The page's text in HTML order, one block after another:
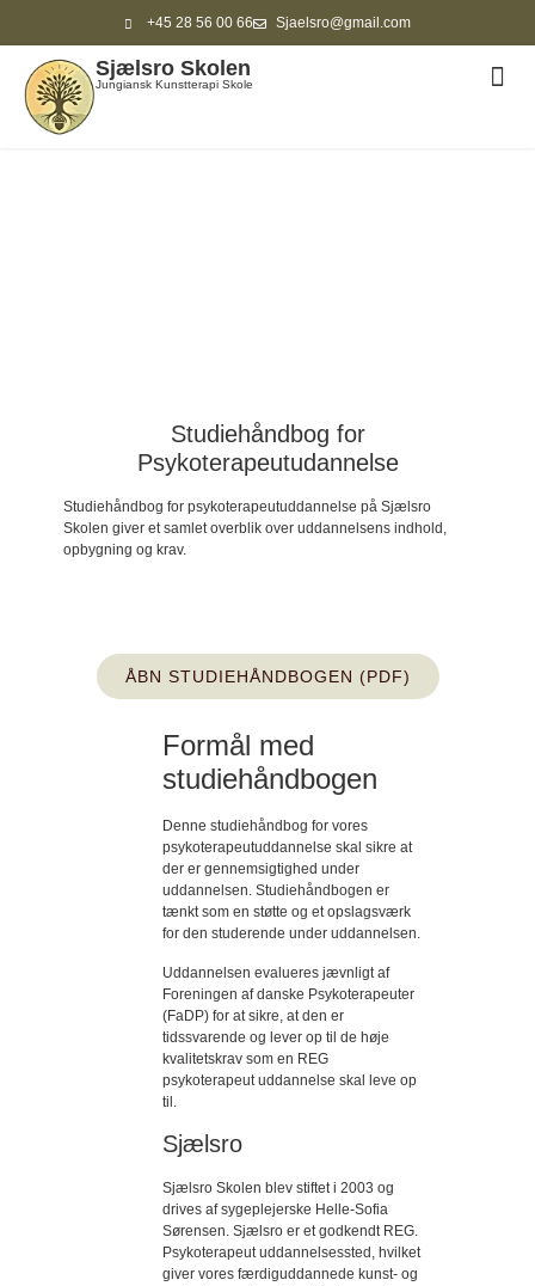
+45 28 56 00 66 Sjaelsro@gmail.com
Sjælsro Skolen
Jungiansk Kunstterapi Skole
Studiehåndbog for
Psykoterapeutudannelse
Studiehåndbog for psykoterapeutuddannelse på Sjælsro
Skolen giver et samlet overblik over uddannelsens indhold,
opbygning og krav.
ÅBN STUDIEHÅNDBOGEN (PDF)
Formål med
studiehåndbogen
Denne studiehåndbog for vores
psykoterapeutuddannelse skal sikre at
der er gennemsigtighed under
uddannelsen. Studiehåndbogen er
tænkt som en støtte og et opslagsværk
for den studerende under uddannelsen.
Uddannelsen evalueres jævnligt af
Foreningen af danske Psykoterapeuter
(FaDP) for at sikre, at den er
tidssvarende og lever op til de høje
kvalitetskrav som en REG
psykoterapeut uddannelse skal leve op
til.
Sjælsro
Sjælsro Skolen blev stiftet i 2003 og
drives af sygeplejerske Helle-Sofia
Sørensen. Sjælsro er et godkendt REG.
Psykoterapeut uddannelsessted, hvilket
giver vores færdiguddannede kunst- og